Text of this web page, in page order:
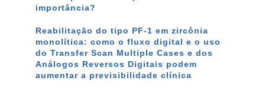
importância?
Reabilitação do tipo PF-1 em zircônia
monolítica: como o fluxo digital e o uso
do Transfer Scan Multiple Cases e dos
Análogos Reversos Digitais podem
aumentar a previsibilidade clínica